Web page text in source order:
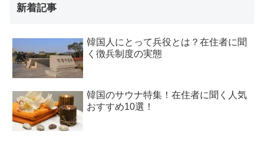
新着記事
韓国人にとって兵役とは？在住者に聞
く徴兵制度の実態
韓国のサウナ特集！在住者に聞く人気
おすすめ10選！